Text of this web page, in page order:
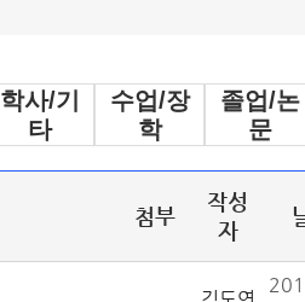
학사/기
타
수업/장
학
졸업/논
문
첨부
작성
자